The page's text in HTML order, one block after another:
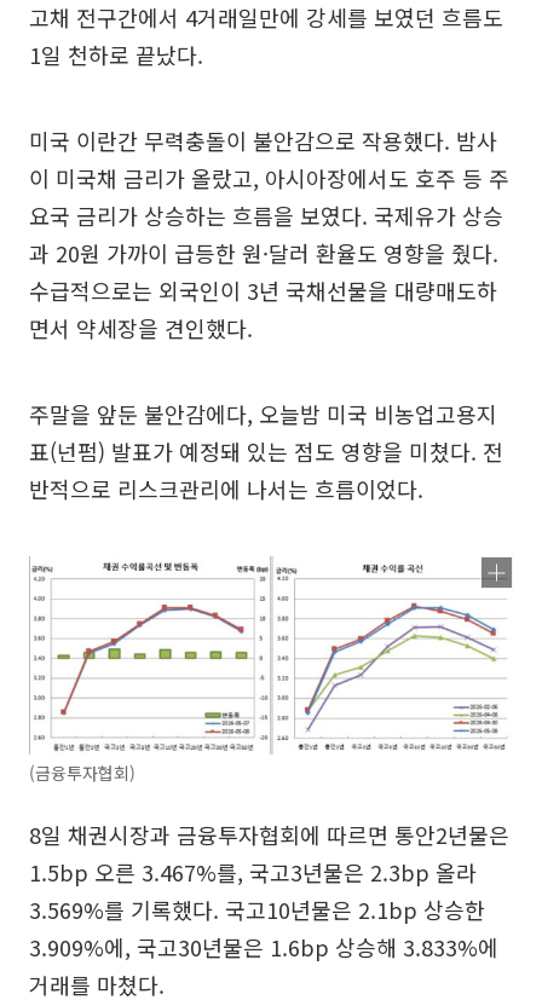
고채 전구간에서 4거래일만에 강세를 보였던 흐름도
1일 천하로 끝났다.
미국 이란간 무력충돌이 불안감으로 작용했다. 밤사
이 미국채 금리가 올랐고, 아시아장에서도 호주 등 주
요국 금리가 상승하는 흐름을 보였다. 국제유가 상승
과 20원 가까이 급등한 원·달러 환율도 영향을 줬다.
수급적으로는 외국인이 3년 국채선물을 대량매도하
면서 약세장을 견인했다.
주말을 앞둔 불안감에다, 오늘밤 미국 비농업고용지
표(넌펌) 발표가 예정돼 있는 점도 영향을 미쳤다. 전
반적으로 리스크관리에 나서는 흐름이었다.
(금융투자협회)
8일 채권시장과 금융투자협회에 따르면 통안2년물은
1.5bp 오른 3.467%를, 국고3년물은 2.3bp 올라
3.569%를 기록했다. 국고10년물은 2.1bp 상승한
3.909%에, 국고30년물은 1.6bp 상승해 3.833%에
거래를 마쳤다.